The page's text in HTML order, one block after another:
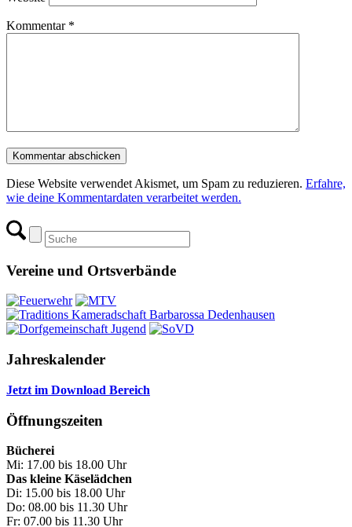
Kommentar *
Diese Website verwendet Akismet, um Spam zu reduzieren. Erfahre,
wie deine Kommentardaten verarbeitet werden.
Vereine und Ortsverbände
Jahreskalender
Jetzt im Download Bereich
Öffnungszeiten
Bücherei
Mi: 17.00 bis 18.00 Uhr
Das kleine Käselädchen
Di: 15.00 bis 18.00 Uhr
Do: 08.00 bis 11.30 Uhr
Fr: 07.00 bis 11.30 Uhr